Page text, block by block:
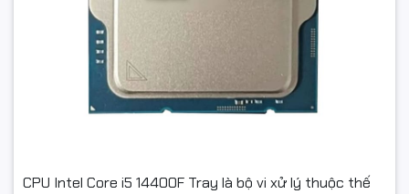
CPU Intel Core i5 14400F Tray là bộ vi xử lý thuộc thế